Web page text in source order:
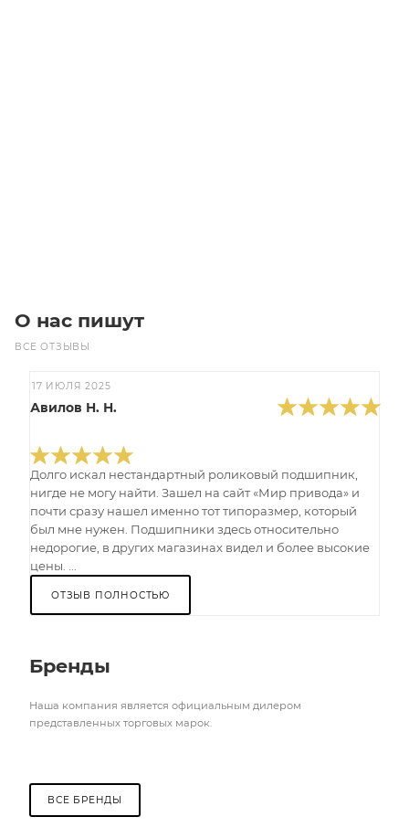
О нас пишут
ВСЕ ОТЗЫВЫ
17 ИЮЛЯ 2025
Авилов Н. Н.
Долго искал нестандартный роликовый подшипник,
нигде не могу найти. Зашел на сайт «Мир привода» и
почти сразу нашел именно тот типоразмер, который
был мне нужен. Подшипники здесь относительно
недорогие, в других магазинах видел и более высокие
цены. ...
ОТЗЫВ ПОЛНОСТЬЮ
Бренды
Наша компания является официальным дилером
представленных торговых марок.
ВСЕ БРЕНДЫ